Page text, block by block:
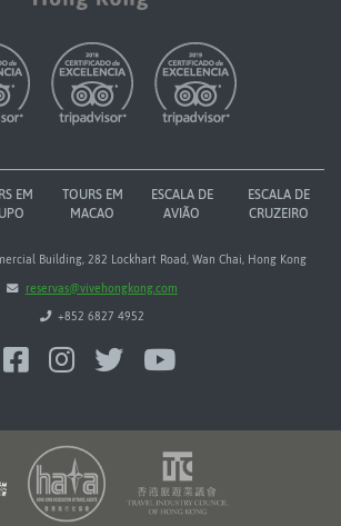
EM
TOURS EM
MACAO
ESCALA DE
AVIÃO
ESCALA DE
CRUZEIRO
Building, 282 Lockhart Road, Wan Chai, Hong Kong
reservas@vivehongkong.com
+852 6827 4952